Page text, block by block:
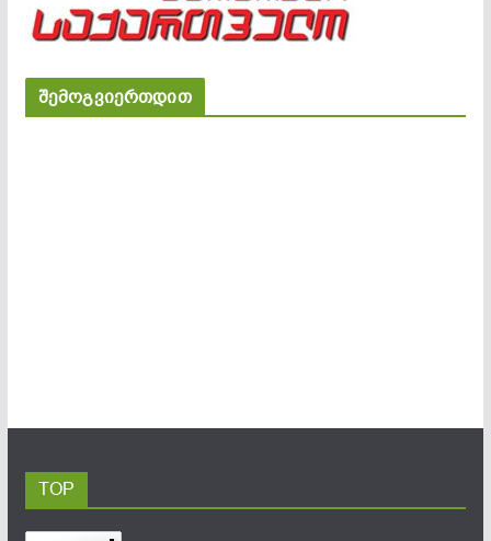
შემოგვიერთდით
TOP